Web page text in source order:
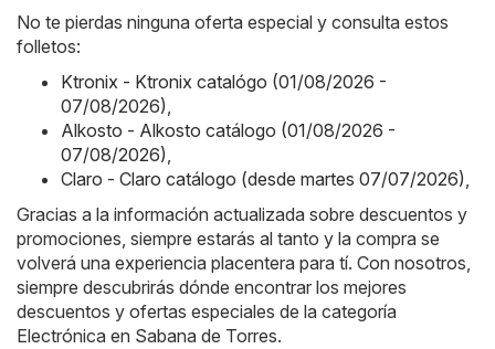
No te pierdas ninguna oferta especial y consulta estos
folletos:
Ktronix - Ktronix catalógo (01/08/2026 -
07/08/2026),
Alkosto - Alkosto catálogo (01/08/2026 -
07/08/2026),
Claro - Claro catálogo (desde martes 07/07/2026),
Gracias a la información actualizada sobre descuentos y
promociones, siempre estarás al tanto y la compra se
volverá una experiencia placentera para tí. Con nosotros,
siempre descubrirás dónde encontrar los mejores
descuentos y ofertas especiales de la categoría
Electrónica en Sabana de Torres.